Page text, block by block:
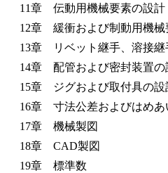
11章 伝動用機械要素の設計
12章 緩衝および制動用機械
13章 リベット継手、溶接継
14章 配管および密封装置の
15章 ジグおよび取付具の設
16章 寸法公差およびはめあ
17章 機械製図
18章 CAD製図
19章 標準数